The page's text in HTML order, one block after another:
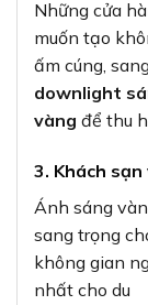
Những cửa
muốn tạo
ấm cúng,
downlight
vàng để thu
3. Khách
Ánh sáng
sang trọng
không gian
nhất cho du